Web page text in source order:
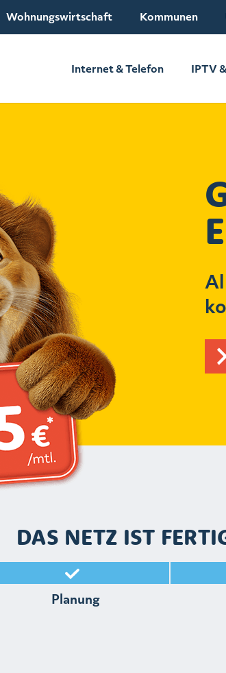
Wohnungswirtschaft Kommunen
Internet & Telefon IPTV
DAS NETZ IST
Planung